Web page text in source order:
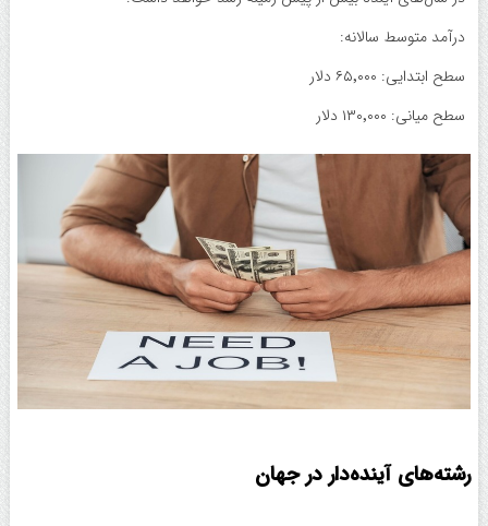
درآمد متوسط سالانه:
سطح ابتدایی: ۶۵٬۰۰۰ دلار
سطح میانی: ۱۳۰٬۰۰۰ دلار
رشته‌های آینده‌دار در جهان